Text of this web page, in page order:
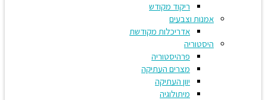
ריקוד מקודש
אמנות וצבעים
אדריכלות מקודשת
היסטוריה
פרהיסטוריה
מצרים העתיקה
יוון העתיקה
מיתולוגיה